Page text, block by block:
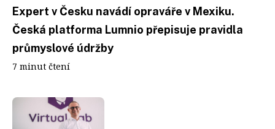
Expert v Česku navádí opraváře v Mexiku.
Česká platforma Lumnio přepisuje pravidla
průmyslové údržby
7 minut čtení